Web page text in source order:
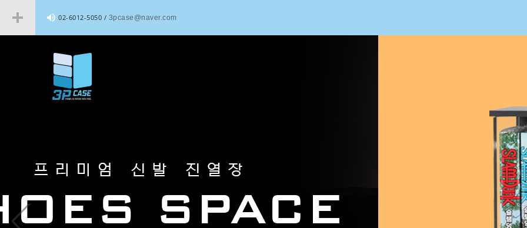
02-6012-5050 / 3pcase@naver.com